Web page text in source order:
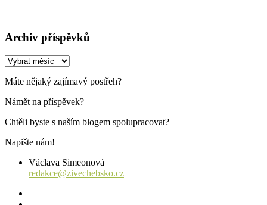
Archiv příspěvků
Archiv
Máte nějaký zajímavý postřeh?
Námět na příspěvek?
Chtěli byste s naším blogem spolupracovat?
Napište nám!
Václava Simeonová
redakce@zivechebsko.cz